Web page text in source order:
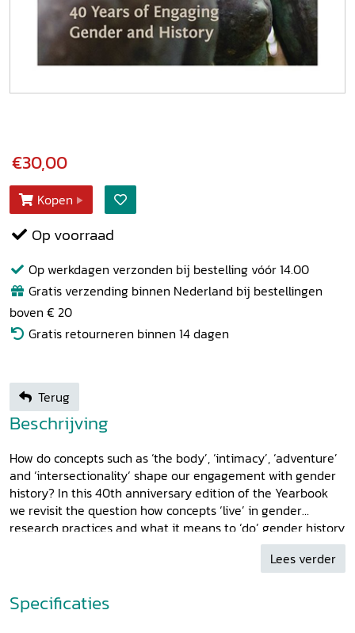
€30,00
Kopen
Op voorraad
Op werkdagen verzonden bij bestelling vóór 14.00
Gratis verzending binnen Nederland bij bestellingen
boven € 20
Gratis retourneren binnen 14 dagen
Terug
Beschrijving
How do concepts such as ‘the body’, ‘intimacy’, ‘adventure’
and ‘intersectionality‘ shape our engagement with gender
history? In this 40th anniversary edition of the Yearbook
we revisit the question how concepts ‘live’ in gender
research practices and what it means to ‘do’ gender history
in 2021. Contributors include experienced researchers who
have spent years, sometimes decades, contemplating the
who have come to the field more recently and who
therefore provide a different insight. As such this Yearbook
Lees verder
Specificaties